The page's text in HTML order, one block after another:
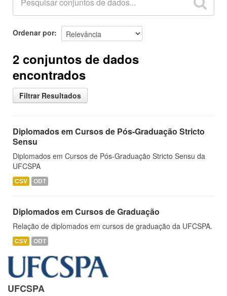
Ordenar por
2 conjuntos de dados
encontrados
Filtrar Resultados
Diplomados em Cursos de Pós-Graduação Stricto
Sensu
Diplomados em Cursos de Pós-Graduação Stricto Sensu da
UFCSPA
CSV ODT
Diplomados em Cursos de Graduação
Relação de diplomados em cursos de graduação da UFCSPA.
CSV ODT
UFCSPA